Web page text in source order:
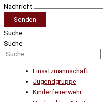
Nachricht
Senden
Suche
Suche
Einsatzmannschaft
Jugendgruppe
Kinderfeuerwehr